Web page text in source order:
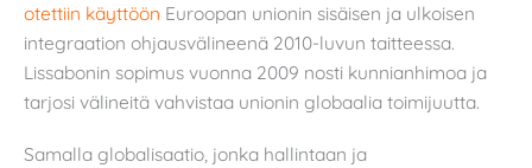
otettiin käyttöön Euroopan unionin sisäisen ja ulkoisen
integraation ohjausvälineenä 2010-luvun taitteessa.
Lissabonin sopimus vuonna 2009 nosti kunnianhimoa ja
tarjosi välineitä vahvistaa unionin globaalia toimijuutta.
Samalla globalisaatio, jonka hallintaan ja